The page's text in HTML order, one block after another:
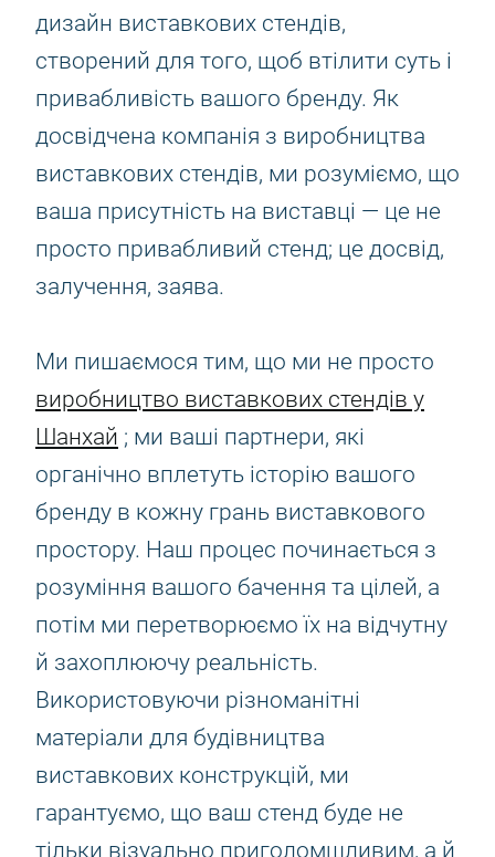
дизайн виставкових стендів,
створений для того, щоб втілити суть і
привабливість вашого бренду. Як
досвідчена компанія з виробництва
виставкових стендів, ми розуміємо, що
ваша присутність на виставці — це не
просто привабливий стенд; це досвід,
залучення, заява.
Ми пишаємося тим, що ми не просто
виробництво виставкових стендів у
Шанхай ; ми ваші партнери, які
органічно вплетуть історію вашого
бренду в кожну грань виставкового
простору. Наш процес починається з
розуміння вашого бачення та цілей, а
потім ми перетворюємо їх на відчутну
й захоплюючу реальність.
Використовуючи різноманітні
матеріали для будівництва
виставкових конструкцій, ми
гарантуємо, що ваш стенд буде не
тільки візуально приголомшливим, а й